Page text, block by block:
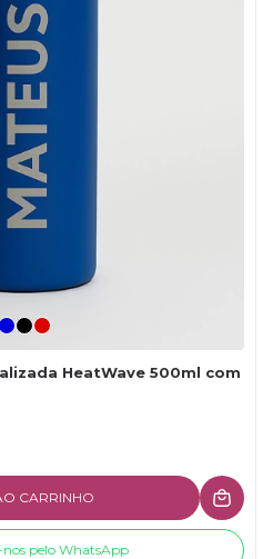
HeatWave 500ml com
CARRINHO
nos pelo WhatsApp